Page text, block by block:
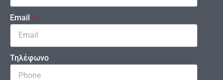
Email
Τηλέφωνο